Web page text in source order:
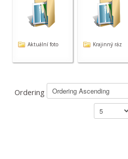
Aktuální foto Krajinný ráz
Ordering